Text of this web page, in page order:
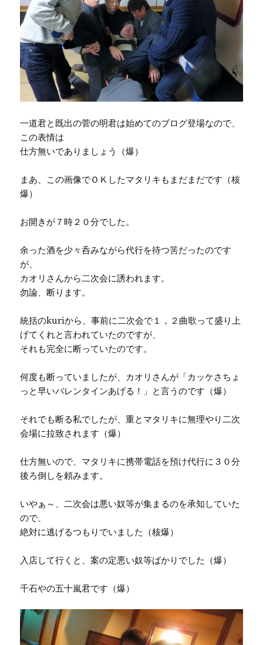
一道君と既出の菅の明君は始めてのブログ登場なので、
この表情は
仕方無いでありましょう（爆）
まあ、この画像でＯＫしたマタリキもまだまだです（核
爆）
お開きが７時２０分でした。
余った酒を少々呑みながら代行を待つ筈だったのです
が、
カオリさんから二次会に誘われます。
勿論、断ります。
統括のkuriから、事前に二次会で１，２曲歌って盛り上
げてくれと言われていたのですが、
それも完全に断っていたのです。
何度も断っていましたが、カオリさんが「カッケさちょ
っと早いバレンタインあげる！」と言うのです（爆）
それでも断る私でしたが、重とマタリキに無理やり二次
会場に拉致されます（爆）
仕方無いので、マタリキに携帯電話を預け代行に３０分
後ろ倒しを頼みます。
いやぁ～、二次会は悪い奴等が集まるのを承知していた
ので、
絶対に逃げるつもりでいました（核爆）
入店して行くと、案の定悪い奴等ばかりでした（爆）
千石やの五十嵐君です（爆）